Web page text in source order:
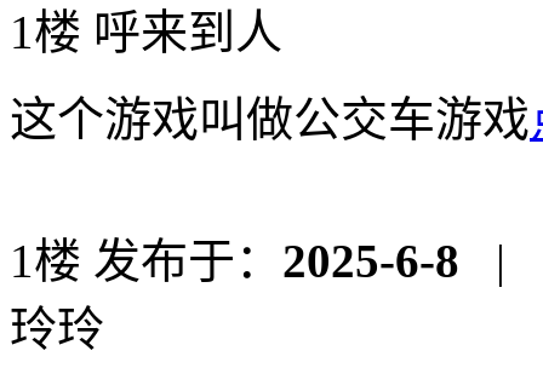
1楼 呼来到人
这个游戏叫做公交车游戏
1楼 发布于： 2025-6-8 |
玲玲